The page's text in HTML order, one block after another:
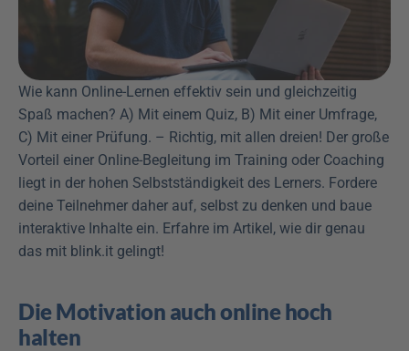
Wie kann Online-Lernen effektiv sein und gleichzeitig
Spaß machen? A) Mit einem Quiz, B) Mit einer Umfrage,
C) Mit einer Prüfung. – Richtig, mit allen dreien! Der große
Vorteil einer Online-Begleitung im Training oder Coaching
liegt in der hohen Selbstständigkeit des Lerners. Fordere
deine Teilnehmer daher auf, selbst zu denken und baue
interaktive Inhalte ein. Erfahre im Artikel, wie dir genau
das mit blink.it gelingt!
Die Motivation auch online hoch
halten